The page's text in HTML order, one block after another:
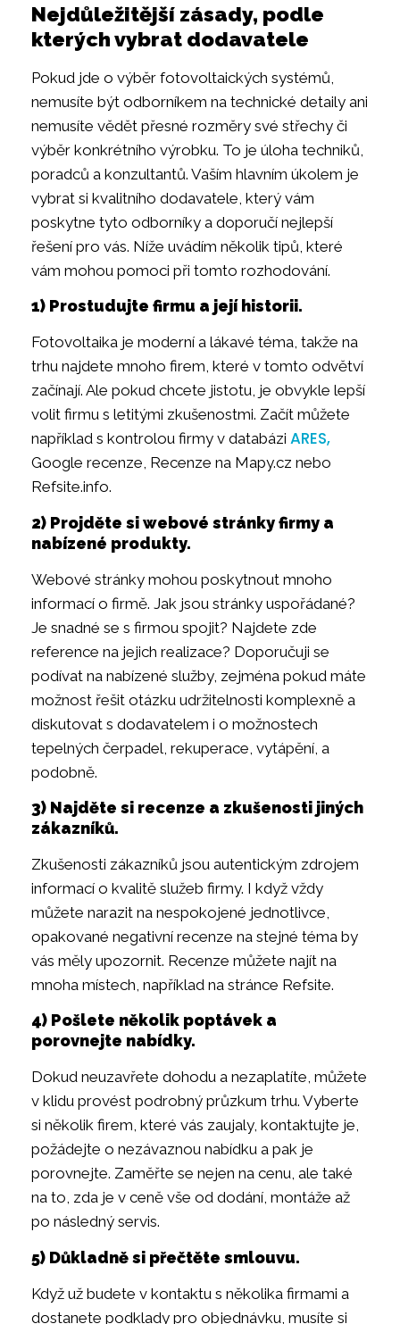
Nejdůležitější zásady, podle
kterých vybrat dodavatele
Pokud jde o výběr fotovoltaických systémů,
nemusíte být odborníkem na technické detaily ani
nemusíte vědět přesné rozměry své střechy či
výběr konkrétního výrobku. To je úloha techniků,
poradců a konzultantů. Vaším hlavním úkolem je
vybrat si kvalitního dodavatele, který vám
poskytne tyto odborníky a doporučí nejlepší
řešení pro vás. Níže uvádím několik tipů, které
vám mohou pomoci při tomto rozhodování.
1) Prostudujte firmu a její historii.
Fotovoltaika je moderní a lákavé téma, takže na
trhu najdete mnoho firem, které v tomto odvětví
začínají. Ale pokud chcete jistotu, je obvykle lepší
volit firmu s letitými zkušenostmi. Začít můžete
například s kontrolou firmy v databázi ARES,
Google recenze, Recenze na Mapy.cz nebo
Refsite.info.
2) Projděte si webové stránky firmy a
nabízené produkty.
Webové stránky mohou poskytnout mnoho
informací o firmě. Jak jsou stránky uspořádané?
Je snadné se s firmou spojit? Najdete zde
reference na jejich realizace? Doporučuji se
podívat na nabízené služby, zejména pokud máte
možnost řešit otázku udržitelnosti komplexně a
diskutovat s dodavatelem i o možnostech
tepelných čerpadel, rekuperace, vytápění, a
podobně.
3) Najděte si recenze a zkušenosti jiných
zákazníků.
Zkušenosti zákazníků jsou autentickým zdrojem
informací o kvalitě služeb firmy. I když vždy
můžete narazit na nespokojené jednotlivce,
opakované negativní recenze na stejné téma by
vás měly upozornit. Recenze můžete najít na
mnoha místech, například na stránce Refsite.
4) Pošlete několik poptávek a
porovnejte nabídky.
Dokud neuzavřete dohodu a nezaplatíte, můžete
v klidu provést podrobný průzkum trhu. Vyberte
si několik firem, které vás zaujaly, kontaktujte je,
požádejte o nezávaznou nabídku a pak je
porovnejte. Zaměřte se nejen na cenu, ale také
na to, zda je v ceně vše od dodání, montáže až
po následný servis.
5) Důkladně si přečtěte smlouvu.
Když už budete v kontaktu s několika firmami a
dostanete podklady pro objednávku, musíte si